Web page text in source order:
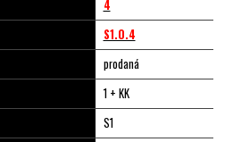
4
S1.0.4
prodaná
1 + KK
S1